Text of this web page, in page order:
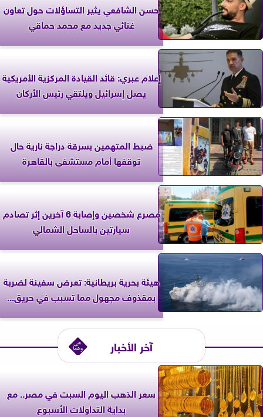
حسن الشافعي يثير التساؤلات حول تعاون
غنائي جديد مع محمد حماقي
إعلام عبري: قائد القيادة المركزية الأمريكية
يصل إسرائيل ويلتقي رئيس الأركان
ضبط المتهمين بسرقة دراجة نارية حال
توقفها أمام مستشفى بالقاهرة
مصرع شخصين وإصابة 6 آخرين إثر تصادم
سيارتين بالساحل الشمالي
‎هيئة بحرية بريطانية: تعرض سفينة لضربة
بمقذوف مجهول مما تسبب في حريق...
آخر الأخبار
سعر الذهب اليوم السبت في مصر.. مع
بداية التداولات الأسبوع